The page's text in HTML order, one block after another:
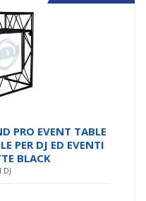
PRO EVENT TABLE
PER DJ ED EVENTI
BLACK
DJ